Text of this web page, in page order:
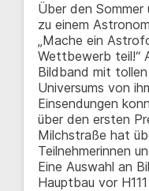
Über den
zu einem
„Mache ein
Wettbewerb teil!“
Bildband mit
Universums von
Einsendungen
über den ersten
Milchstraße hat
Teilnehmerinnen
Eine Auswahl an
Hauptbau vor